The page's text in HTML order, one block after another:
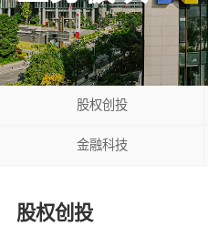
股权创投
金融科技
股权创投